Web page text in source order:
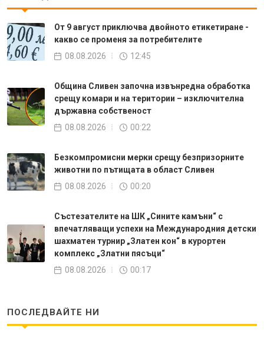
От 9 август приключва двойното етикетиране -
какво се променя за потребителите
08.08.2026
12:45
Община Сливен започна извънредна обработка
срещу комари и на територии – изключителна
държавна собственост
08.08.2026
00:22
Безкомпромисни мерки срещу безпризорните
животни по пътищата в област Сливен
08.08.2026
00:20
Състезателите на ШК „Сините камъни“ с
впечатляващи успехи на Международния детски
шахматен турнир „Златен кон“ в курортен
комплекс „Златни пясъци“
08.08.2026
00:17
ПОСЛЕДВАЙТЕ НИ